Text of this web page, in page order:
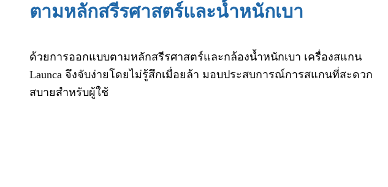
ตามหลักสรีรศาสตร์และน้ำหนักเบา
ด้วยการออกแบบตามหลักสรีรศาสตร์และกล้องน้ำหนักเบา เครื่องสแกน
Launca จึงจับง่ายโดยไม่รู้สึกเมื่อยล้า มอบประสบการณ์การสแกนที่สะดวก
สบายสำหรับผู้ใช้